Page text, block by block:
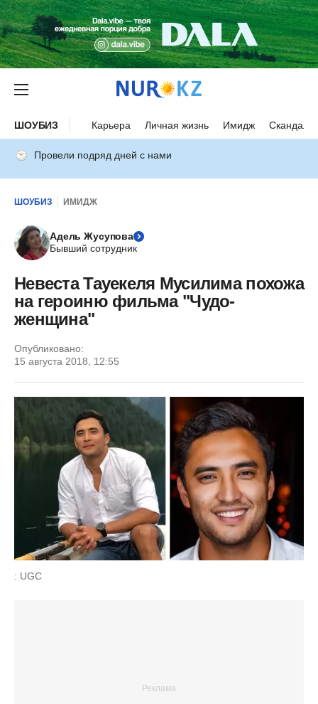
ШОУБИЗ Карьера Личная жизнь Имидж Скандалы
Провели подряд дней с нами
ШОУБИЗ ИМИДЖ
Адель Жусупова
Бывший сотрудник
Невеста Тауекеля Мусилима похожа
на героиню фильма "Чудо-
женщина"
Опубликовано:
15 августа 2018, 12:55
: UGC